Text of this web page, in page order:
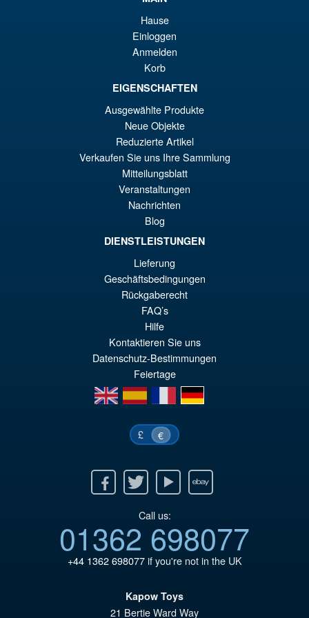
Born Again – Jessica Jones
and Daredevil 2 Pack
PRÉ COMMANDE
Marvel Legends X-Men 97
Wave 3 Logan
AJOUTER AU PANIER
Hause
Einloggen
Anmelden
Korb
EIGENSCHAFTEN
Ausgewählte Produkte
Neue Objekte
Reduzierte Artikel
Verkaufen Sie uns Ihre Sammlung
Mitteilungsblatt
Veranstaltungen
Nachrichten
Blog
DIENSTLEISTUNGEN
Lieferung
Geschäftsbedingungen
Rückgaberecht
FAQ’s
Hilfe
Kontaktieren Sie uns
Datenschutz-Bestimmungen
Feiertage
en
es fr de
£ €
Twitter Youtube Ebay
Call us:
01362 698077
+44 1362 698077if you're not in the UK
Kapow Toys
21 Bertie Ward Way